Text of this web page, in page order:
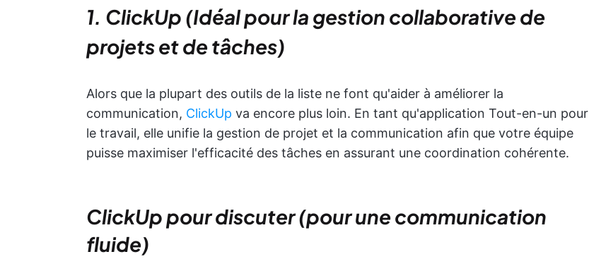
1. ClickUp (Idéal pour la gestion collaborative de
projets et de tâches)
Alors que la plupart des outils de la liste ne font qu'aider à améliorer la
communication, ClickUp va encore plus loin. En tant qu'application Tout-en-un pour
le travail, elle unifie la gestion de projet et la communication afin que votre équipe
puisse maximiser l'efficacité des tâches en assurant une coordination cohérente.
ClickUp pour discuter (pour une communication
fluide)